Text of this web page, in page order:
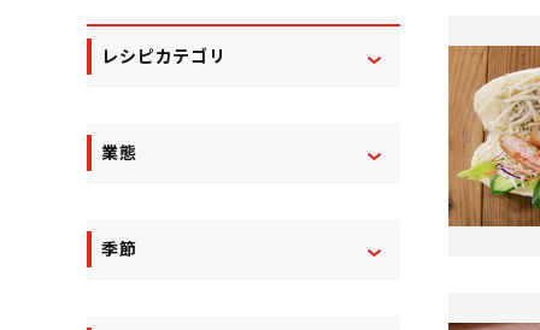
レシピカテゴリ
業態
季節